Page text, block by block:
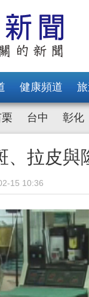
健康頻道
台中 彰化
拉皮與
15 10:36